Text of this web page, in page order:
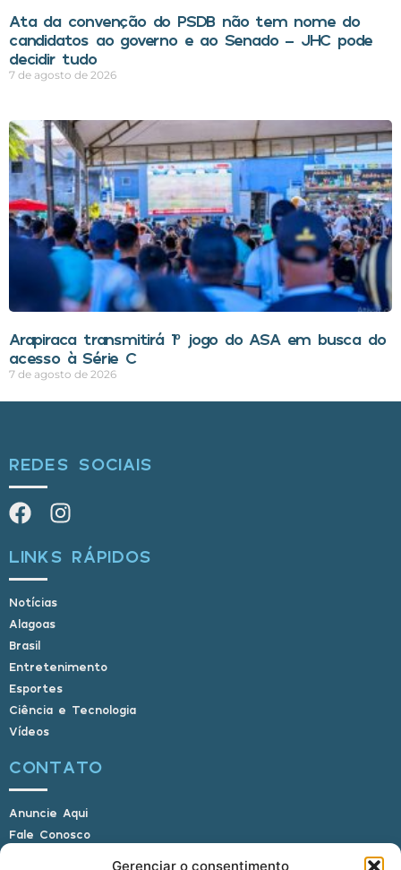
Gerenciar o consentimento
Ata da convenção do PSDB não tem nome do
candidatos ao governo e ao Senado – JHC pode
decidir tudo
7 de agosto de 2026
Arapiraca transmitirá 1º jogo do ASA em busca do
acesso à Série C
7 de agosto de 2026
REDES SOCIAIS
LINKS RÁPIDOS
Notícias
Alagoas
Brasil
Entretenimento
Esportes
Ciência e Tecnologia
Vídeos
CONTATO
Anuncie Aqui
Fale Conosco